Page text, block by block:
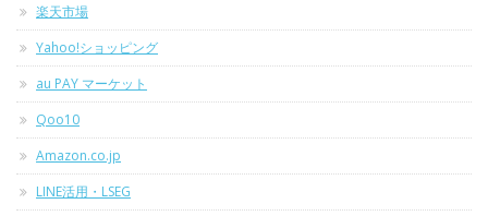
楽天市場
Yahoo!ショッピング
au PAY マーケット
Qoo10
Amazon.co.jp
LINE活用・LSEG